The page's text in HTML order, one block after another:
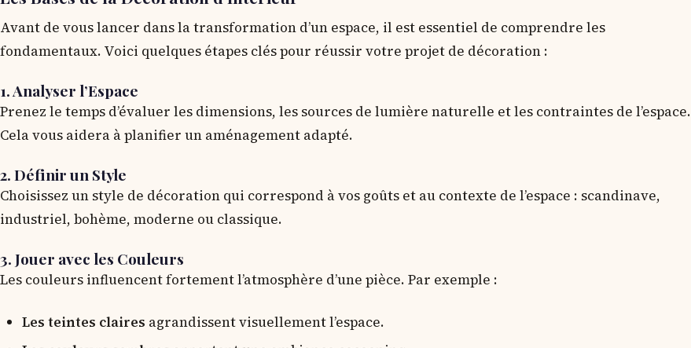
Avant de vous lancer dans la transformation d’un espace, il est essentiel de comprendre les
fondamentaux. Voici quelques étapes clés pour réussir votre projet de décoration :
1. Analyser l’Espace
Prenez le temps d’évaluer les dimensions, les sources de lumière naturelle et les contraintes de l’espace.
Cela vous aidera à planifier un aménagement adapté.
2. Définir un Style
Choisissez un style de décoration qui correspond à vos goûts et au contexte de l’espace : scandinave,
industriel, bohème, moderne ou classique.
3. Jouer avec les Couleurs
Les couleurs influencent fortement l’atmosphère d’une pièce. Par exemple :
Les teintes claires agrandissent visuellement l’espace.